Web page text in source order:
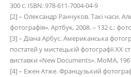
300 с. ISBN: 978-611-7004-04-9
[2]– Олександр Ранчуков. Такі часи.
фотографія».Артбук, 2008.– 132 с.:
[3]– Діана Арбус. Американська
постатей у мистецькій фотографії ХХ
виставки «New Documents». MoMA,
[4]– Ежен Атже. Французький